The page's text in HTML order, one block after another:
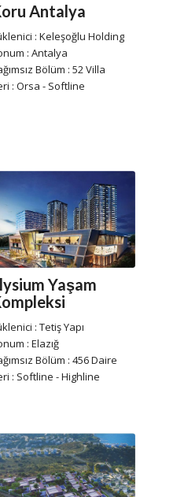
Antalya
: Keleşoğlu Holding
: Antalya
Bölüm : 52 Villa
: Orsa - Softline
Yaşam
: Tetiş Yapı
: Elazığ
Bölüm : 456 Daire
: Softline - Highline